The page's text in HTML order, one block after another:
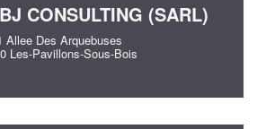
CONSULTING (SARL)
Allee Des Arquebuses
Les-Pavillons-Sous-Bois